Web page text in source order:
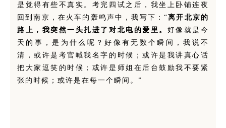
是觉得有些不真实。考完四试之后，我坐上卧铺连夜
回到南京，在火车的轰鸣声中，我写下：“离开北京的
路上，我突然一头扎进了对北电的爱里。 好像就是今
天的事，是为什么呢？好像有无数个瞬间，我说不
清，或许是考官喊我名字的时候；或许是我讲真心话
把大家逗笑的时候；或许是师姐在后台鼓励我不要紧
张的时候；或许是在每一个瞬间。”